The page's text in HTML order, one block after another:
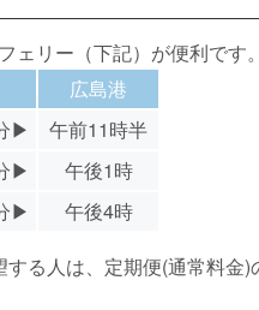
ェリー（下記）が便利です
広島港
▶
午前11時半
▶
午後1時
▶
午後4時
る人は、定期便(通常料金)